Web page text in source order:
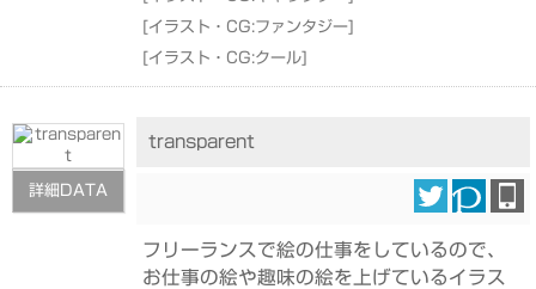
[イラスト・CG:ファンタジー]
[イラスト・CG:クール]
詳細DATA
transparent
フリーランスで絵の仕事をしているので、
お仕事の絵や趣味の絵を上げているイラス